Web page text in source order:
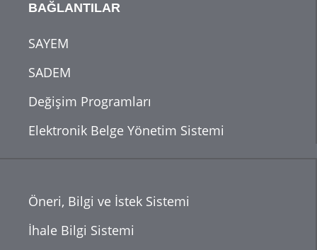
BAĞLANTILAR
SAYEM
SADEM
Değişim Programları
Elektronik Belge Yönetim Sistemi
Öneri, Bilgi ve İstek Sistemi
İhale Bilgi Sistemi